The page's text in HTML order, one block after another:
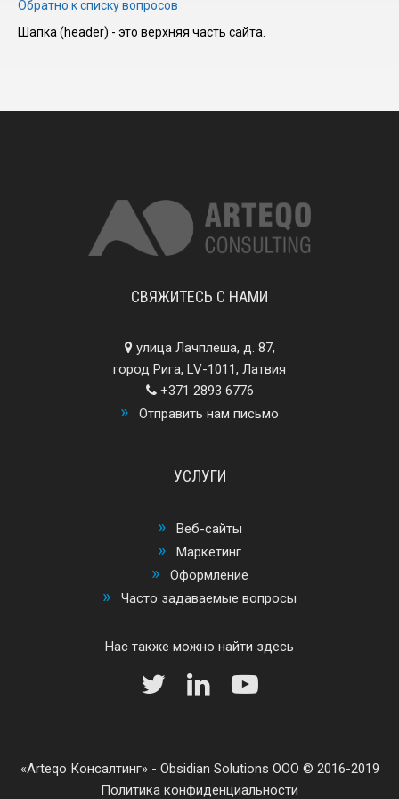
Обратно к списку вопросов
Шапка (header) - это верхняя часть сайта.
СВЯЖИТЕСЬ С НАМИ
улица Лачплеша, д. 87,
город Рига, LV-1011, Латвия
+371 2893 6776
Отправить нам письмо
УСЛУГИ
Веб-сайты
Маркетинг
Оформление
Часто задаваемые вопросы
Нас также можно найти здесь
Arteqo Консалтинг - Obsidian Solutions ООО © 2016-2019
Политика конфиденциальности